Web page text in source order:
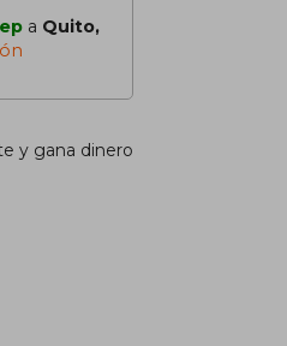
a Quito,
y gana dinero